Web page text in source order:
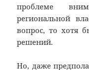
проблеме
региональной
вопрос, то хотя
решений.
Но, даже